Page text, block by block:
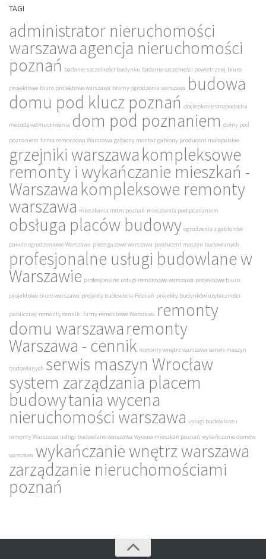
TAGI
administrator nieruchomości
warszawaagencja nieruchomości
poznań badanie szczelności budynku badanie szczelności powietrznej biuro
projektowe biuro projektowe warszawa bramy ogrodzenia warszawa budowa
domu pod klucz poznań docieplenie stropodachu
metodą wdmuchiwania dom pod poznaniem domy pod
poznaniem firma remontowa Warszawa gabiony montaż gabiony producent małopolskie
grzejniki warszawakompleksowe
remonty i wykańczanie mieszkań -
Warszawakompleksowe remonty
warszawa mieszkania mdm poznań mieszkania pod poznaniem
obsługa placów budowy ogrodzenia z gabionów
panele ogrodzeniowe Warszawa piece gazowe warszawa producent maszyn budowlanych
profesjonalne usługi budowlane w
Warszawie profesjonalne usługi remontowe warszawa projektowe biuro
projektowe biuro warszawa projekty budowlane Poznań projekty budynków użyteczności
publicznej remonty cennik : firmy remontowe Warszawa remonty
domu warszawaremonty
Warszawa - cennik remonty wnętrz warszawa serwis maszyn
budowlanych serwis maszyn Wrocław
system zarządzania placem
budowytania wycena
nieruchomości warszawa usługi budowlane i
remonty Warszawa usługi budowlane warszawa wycena mieszkań poznań wykańczanie domów
warszawa wykańczanie wnętrz warszawa
zarządzanie nieruchomościami
poznań